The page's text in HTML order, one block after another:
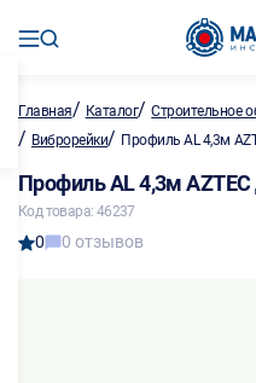
Главная/ Каталог/Строительное
/ Виброрейки/ Профиль AL 4,3м
Профиль AL 4,3м
Код товара: 46237
0 0 отзывов